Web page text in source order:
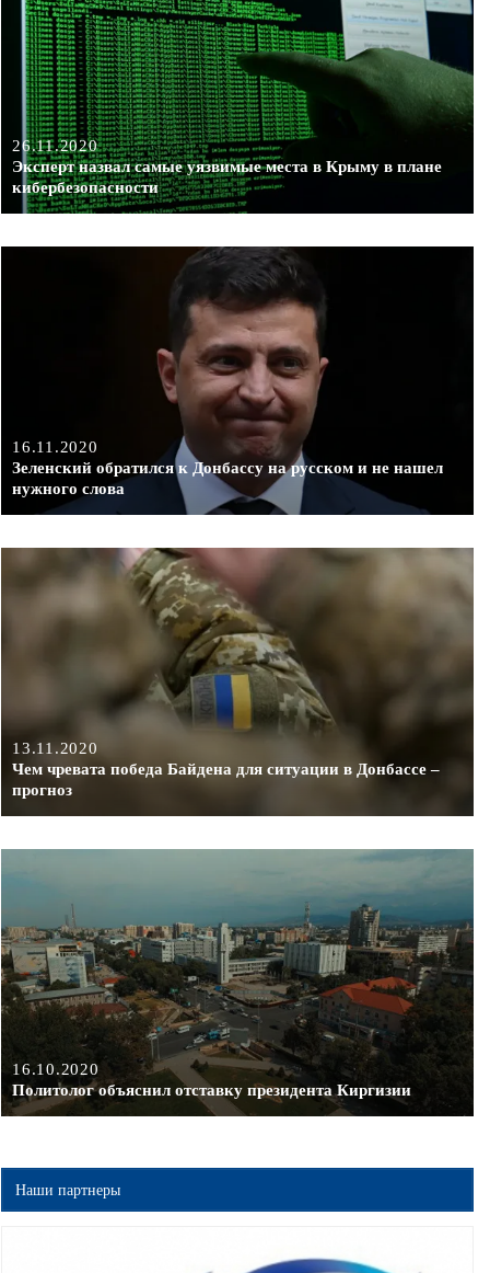
26.11.2020
Эксперт назвал самые уязвимые места в Крыму в плане
кибербезопасности
16.11.2020
Зеленский обратился к Донбассу на русском и не нашел
нужного слова
13.11.2020
Чем чревата победа Байдена для ситуации в Донбассе –
прогноз
16.10.2020
Политолог объяснил отставку президента Киргизии
Наши партнеры